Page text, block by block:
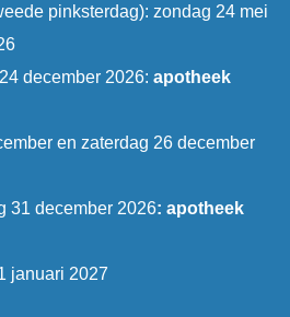
pinksterdag): zondag 24 mei
december 2026: apotheek
en zaterdag 26 december
31 december 2026: apotheek
januari 2027